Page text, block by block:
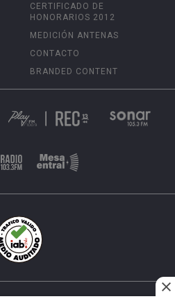
CERTIFICADO DE
HONORARIOS 2012
MEDICIÓN ANTENAS
CONTACTO
BRANDED CONTENT